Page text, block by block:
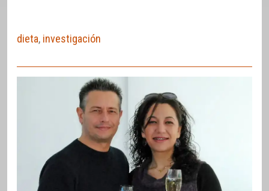
dieta, investigación